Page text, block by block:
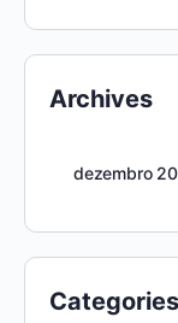
Archives
dezembro
Categories